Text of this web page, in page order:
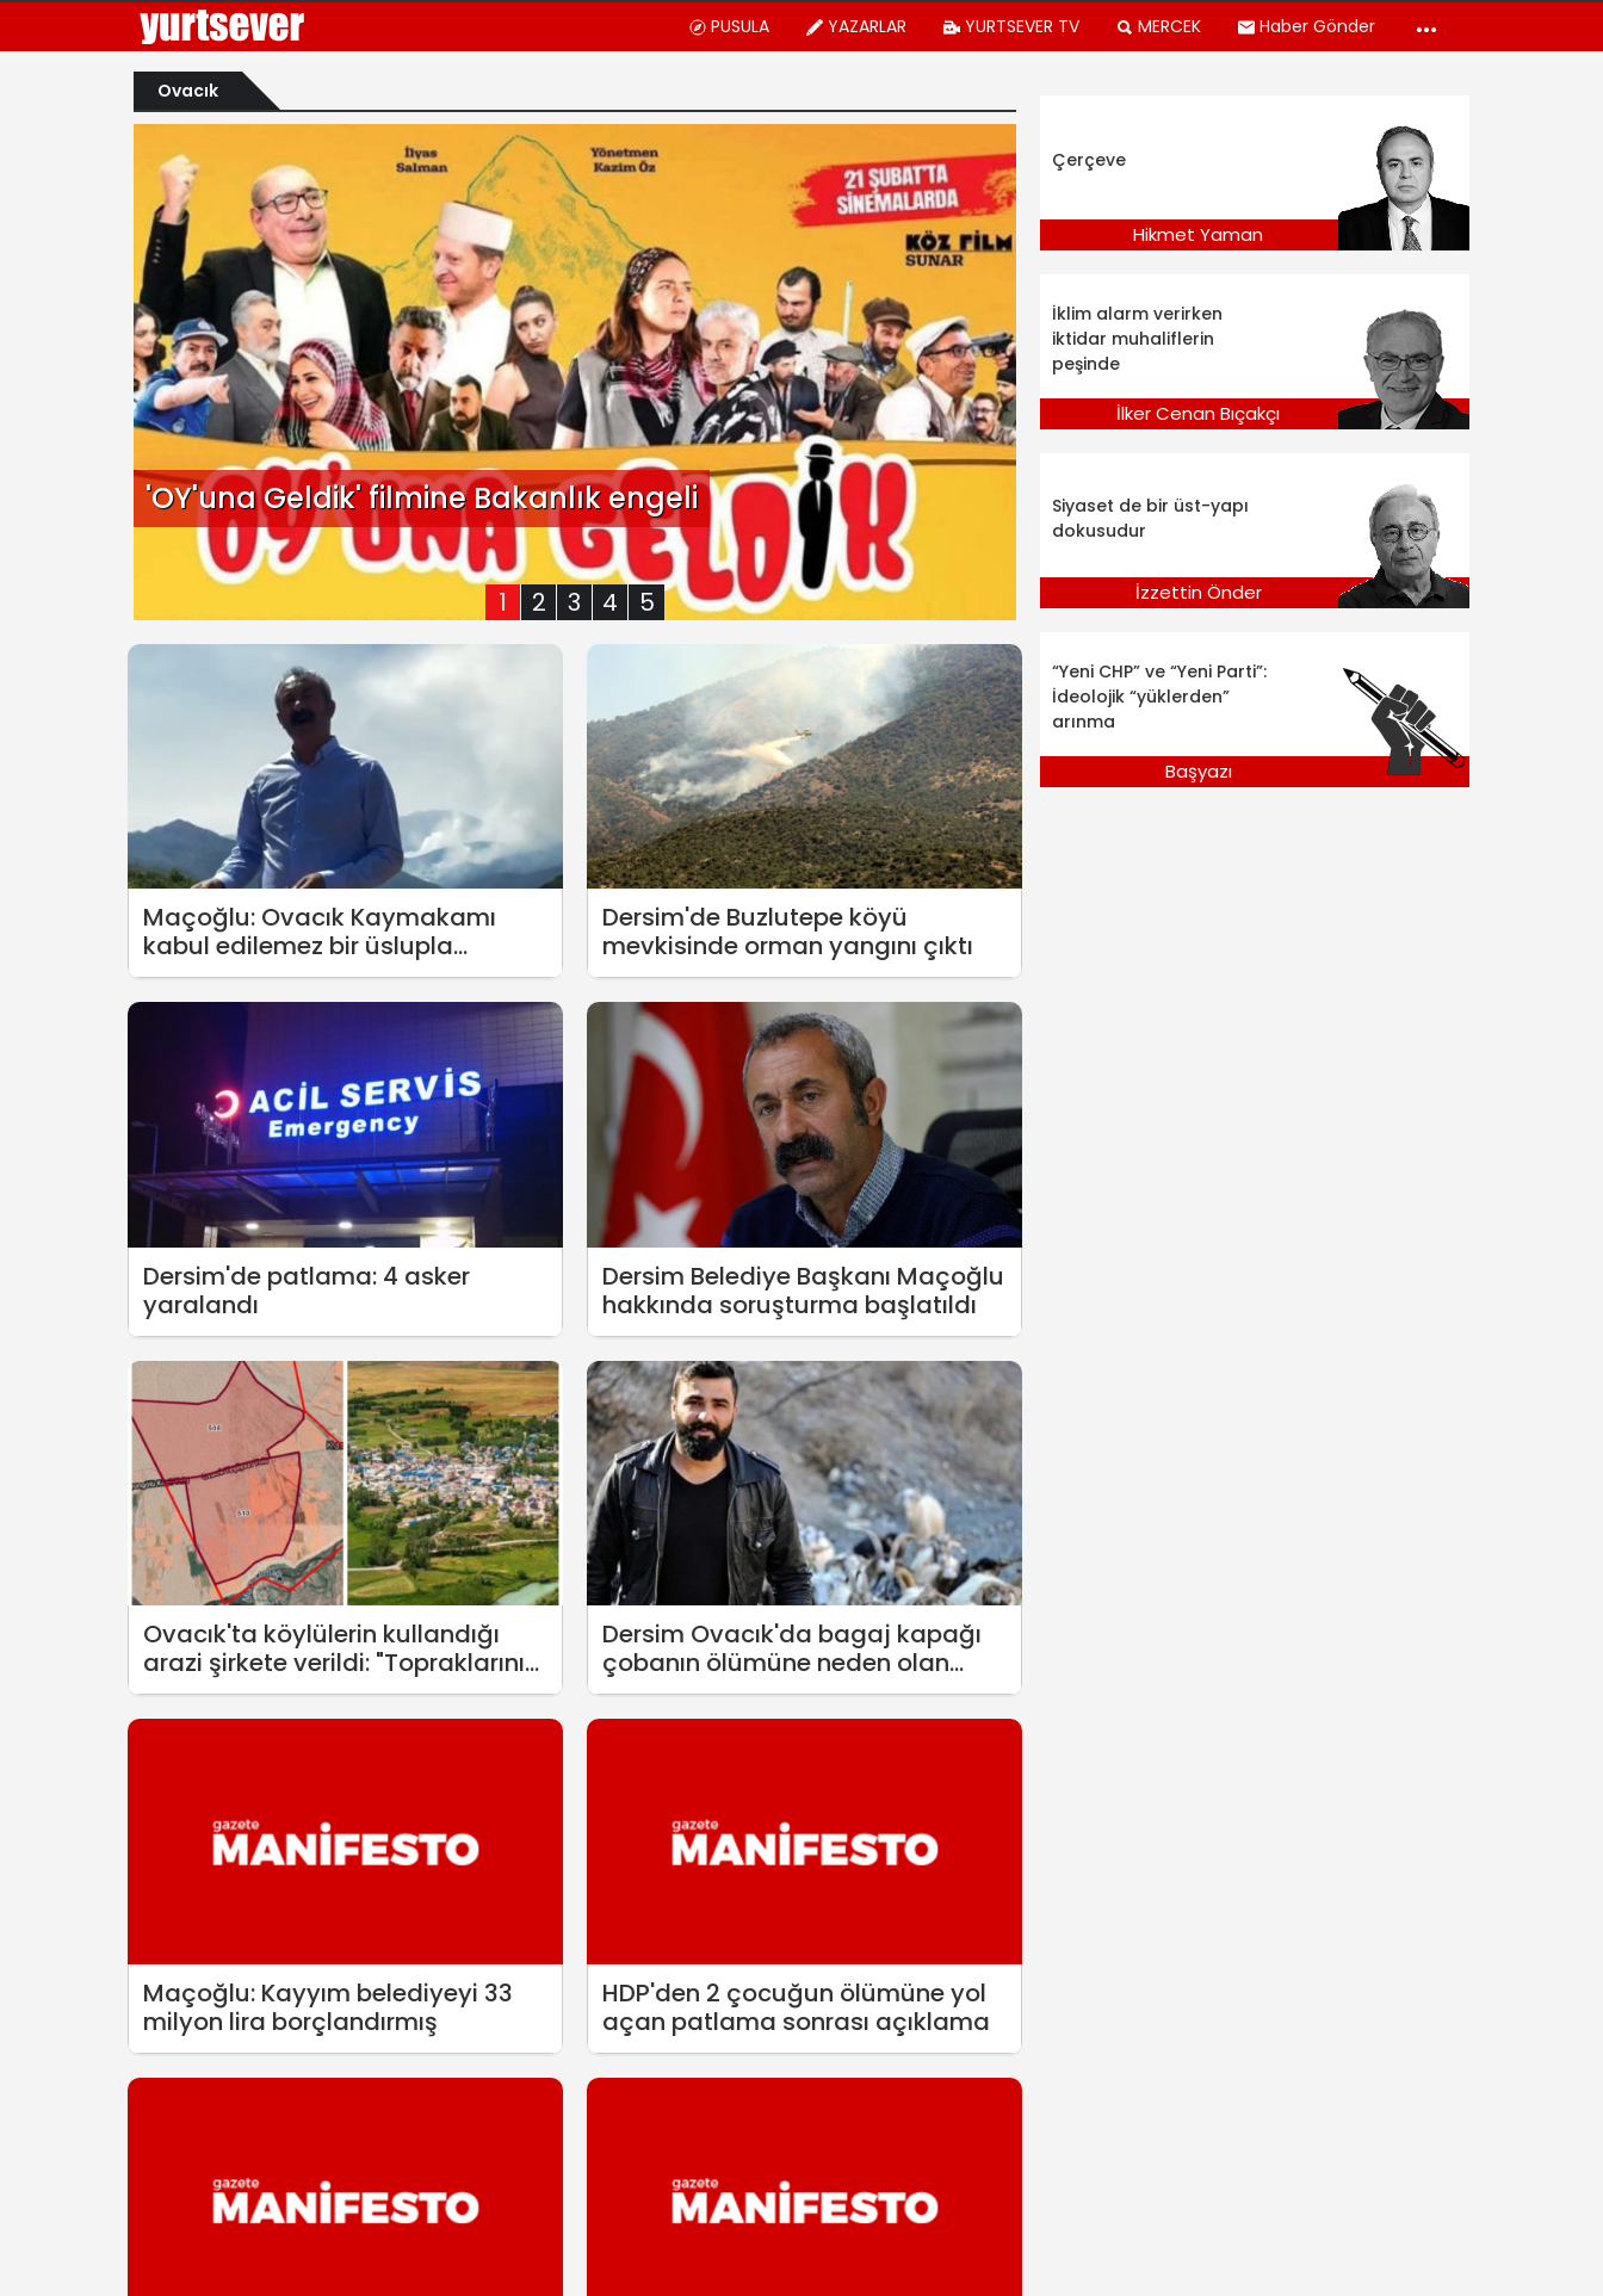
PUSULA YAZARLAR YURTSEVER TV MERCEK Haber Gönder
Ovacık
1 2 3 4 5
'OY'una Geldik' filmine Bakanlık engeli
Maçoğlu: Ovacık Kaymakamı
kabul edilemez bir üslupla
üzerimize yürüdü
Dersim'de Buzlutepe köyü
mevkisinde orman yangını çıktı
Dersim'de patlama: 4 asker
yaralandı
Dersim Belediye Başkanı Maçoğlu
hakkında soruşturma başlatıldı
Ovacık'ta köylülerin kullandığı
arazi şirkete verildi: "Topraklarını
terketmek zorunda kalacaklar"
Dersim Ovacık'da bagaj kapağı
çobanın ölümüne neden olan
otobüsün 2 sürücüsüne 20'şer yıl
hapis istendi
Maçoğlu: Kayyım belediyeyi 33
milyon lira borçlandırmış
HDP'den 2 çocuğun ölümüne yol
açan patlama sonrası açıklama
Çerçeve
Hikmet Yaman
İklim alarm verirken
iktidar muhaliflerin
peşinde
İlker Cenan Bıçakçı
Siyaset de bir üst-yapı
dokusudur
İzzettin Önder
“Yeni CHP” ve “Yeni Parti”:
İdeolojik “yüklerden”
arınma
Başyazı